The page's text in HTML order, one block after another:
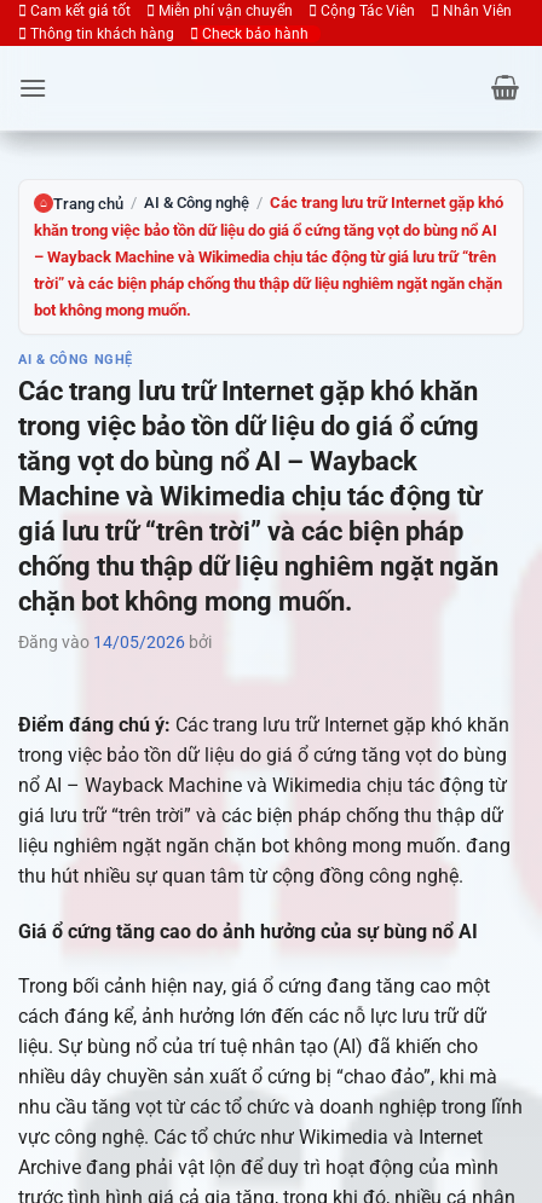
Bỏ
qua
nội
dung
Cam kết giá tốt Miễn phí vận chuyển Cộng Tác Viên
Nhân Viên
Thông tin khách hàng
Check bảo hành
⌂ Trang chủ / AI & Công nghệ / Các trang lưu trữ Internet gặp khó
khăn trong việc bảo tồn dữ liệu do giá ổ cứng tăng vọt do bùng nổ AI
– Wayback Machine và Wikimedia chịu tác động từ giá lưu trữ “trên
trời” và các biện pháp chống thu thập dữ liệu nghiêm ngặt ngăn chặn
bot không mong muốn.
AI & CÔNG NGHỆ
Các trang lưu trữ Internet gặp khó khăn
trong việc bảo tồn dữ liệu do giá ổ cứng
tăng vọt do bùng nổ AI – Wayback
Machine và Wikimedia chịu tác động từ
giá lưu trữ “trên trời” và các biện pháp
chống thu thập dữ liệu nghiêm ngặt ngăn
chặn bot không mong muốn.
Đăng vào 14/05/2026 bởi
Điểm đáng chú ý: Các trang lưu trữ Internet gặp khó khăn
trong việc bảo tồn dữ liệu do giá ổ cứng tăng vọt do bùng
nổ AI – Wayback Machine và Wikimedia chịu tác động từ
giá lưu trữ “trên trời” và các biện pháp chống thu thập dữ
liệu nghiêm ngặt ngăn chặn bot không mong muốn. đang
thu hút nhiều sự quan tâm từ cộng đồng công nghệ.
Giá ổ cứng tăng cao do ảnh hưởng của sự bùng nổ AI
Trong bối cảnh hiện nay, giá ổ cứng đang tăng cao một
cách đáng kể, ảnh hưởng lớn đến các nỗ lực lưu trữ dữ
liệu. Sự bùng nổ của trí tuệ nhân tạo (AI) đã khiến cho
nhiều dây chuyền sản xuất ổ cứng bị “chao đảo”, khi mà
nhu cầu tăng vọt từ các tổ chức và doanh nghiệp trong lĩnh
vực công nghệ. Các tổ chức như Wikimedia và Internet
Archive đang phải vật lộn để duy trì hoạt động của mình
trước tình hình giá cả gia tăng, trong khi đó, nhiều cá nhân